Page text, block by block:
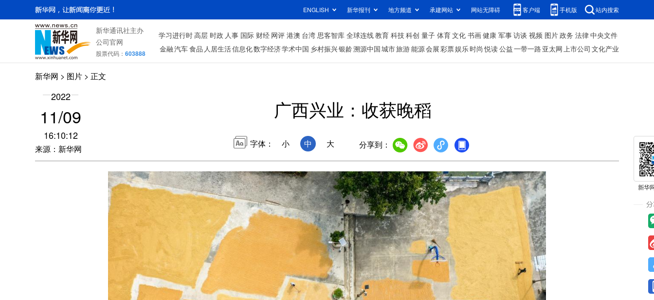
ENGLISH 新华报刊 地方频道 承建网站 网站无障碍 客户端 手机版 站内搜索
新华通讯社主办
公司官网
股票代码： 603888
学习进行时高层 时政 人事 国际 财经 网评 港澳 台湾 思客智库 全球连线教育 科技科创 量子 体育文化 书画健康 军事访谈 视频 图片政务 法律中央文件
金融汽车食品 人居生活信息化数字经济学术中国 乡村振兴银龄溯源中国城市旅游能源会展彩票娱乐时尚 悦读公益一带一路 亚太网上市公司 文化产业
新华网 > 图片 > 正文
2022
11/09
16:10:12
来源：新华网
广西兴业：收获晚稻
字体： 小 中 大 分享到：